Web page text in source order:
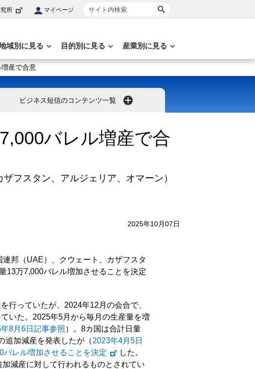
所 マイページ サイト内検索
域別に見る 目的別に見る 産業別に見る
産で合意
ビジネス短信のコンテンツ一覧
バレル増産で合
フスタン、アルジェリア、オマーン）
2025年10月07日
邦（UAE）、クウェート、カザフスタ
13万7,000バレル増加させることを決定
行っていたが、2024年12月の会合で、
いた。2025年5月から毎月の生産量を増
8月6日記事参照）。8カ国は合計日量
追加減産を発表したが（2023年4月5日
バレル増加させることを決定
した。
減産に対して行われるものとされてい